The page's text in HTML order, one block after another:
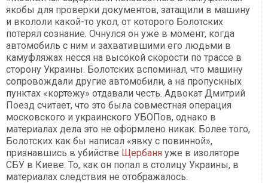
якобы для проверки документов, затащили в машину
и вкололи какой-то укол, от которого Болотских
потерял сознание. Очнулся он уже в момент, когда
автомобиль с ним и захватившими его людьми в
камуфляжах несся на высокой скорости по трассе в
сторону Украины. Болотских вспоминал, что машину
сопровождали другие автомобили, а на пропускных
пунктах «кортежу» отдавали честь. Адвокат Дмитрий
Поезд считает, что это была совместная операция
московского и украинского УБОПов, однако в
материалах дела это не оформлено никак. Более того,
Болотских как бы написал «явку с повинной»,
признавшись в убийстве Щербаня уже в изоляторе
СБУ в Киеве. То, как он попал в столицу Украины, в
материалах следствия не отображалось.